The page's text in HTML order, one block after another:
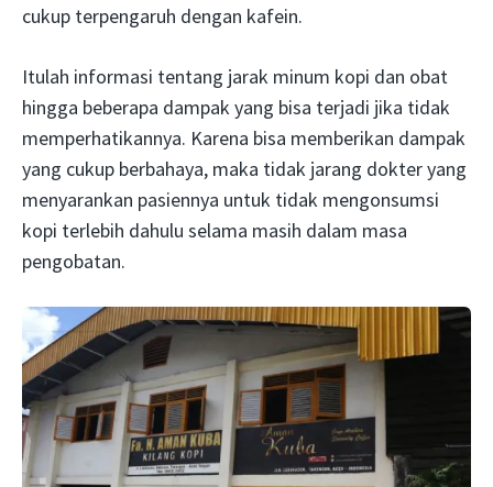
cukup terpengaruh dengan kafein.
Itulah informasi tentang jarak minum kopi dan obat
hingga beberapa dampak yang bisa terjadi jika tidak
memperhatikannya. Karena bisa memberikan dampak
yang cukup berbahaya, maka tidak jarang dokter yang
menyarankan pasiennya untuk tidak mengonsumsi
kopi terlebih dahulu selama masih dalam masa
pengobatan.